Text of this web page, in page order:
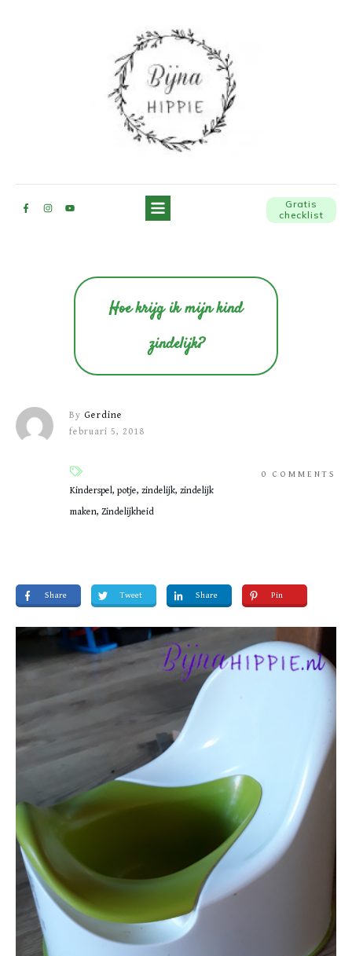
Gratis
checklist
Hoe krijg ik mijn kind
zindelijk?
By Gerdine
februari 5, 2018
Kinderspel, potje, zindelijk, zindelijk
maken, Zindelijkheid
0 COMMENTS
Share Tweet Share Pin